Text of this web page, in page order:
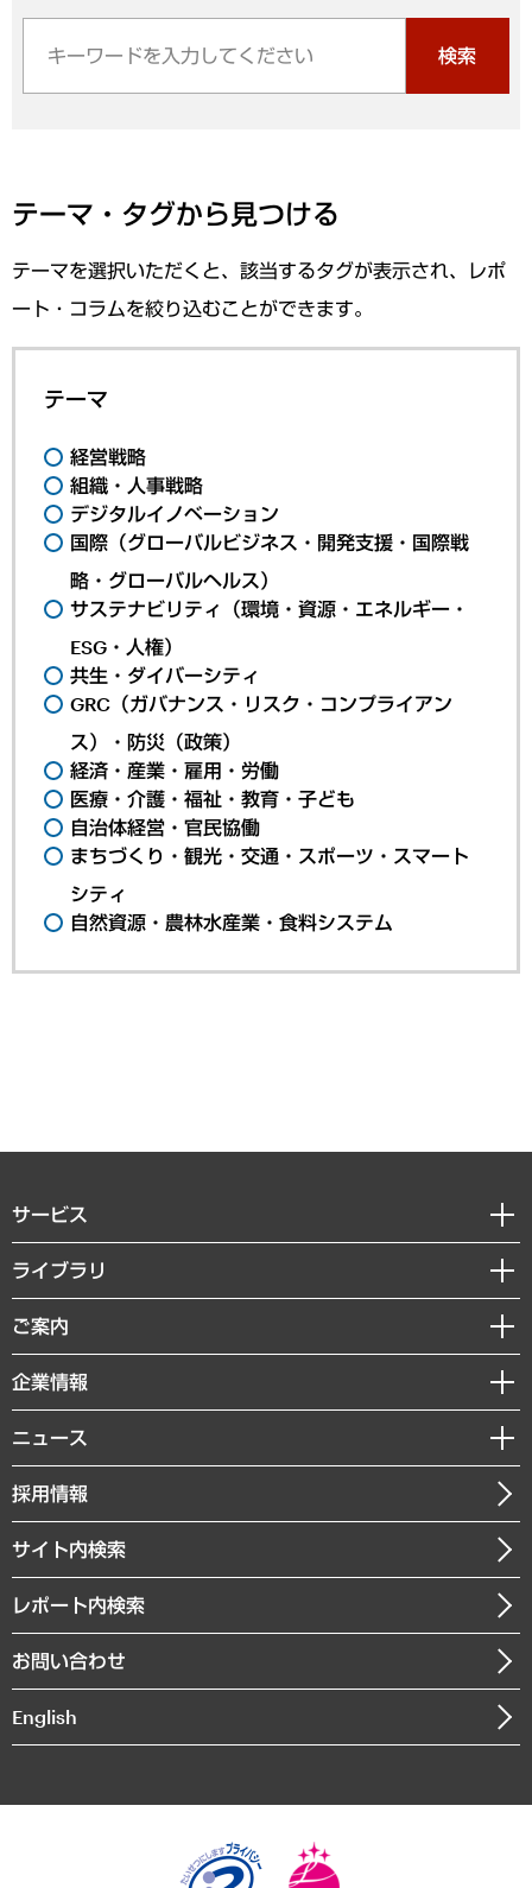
検索
テーマ・タグから見つける
テーマを選択いただくと、該当するタグが表示され、レポ
ート・コラムを絞り込むことができます。
テーマ
経営戦略
組織・人事戦略
デジタルイノベーション
国際（グローバルビジネス・開発支援・国際戦
略・グローバルヘルス）
サステナビリティ（環境・資源・エネルギー・
ESG・人権）
共生・ダイバーシティ
GRC（ガバナンス・リスク・コンプライアン
ス）・防災（政策）
経済・産業・雇用・労働
医療・介護・福祉・教育・子ども
自治体経営・官民協働
まちづくり・観光・交通・スポーツ・スマート
シティ
自然資源・農林水産業・食料システム
サービス
経営戦略
組織・人事戦略
デジタルイノベーション
共生・ダイバーシティ
GRC（ガバナンス・リスク・コンプライアンス）・防災（政策）
経済・産業・雇用・労働
まちづくり・観光・交通・スポーツ・スマートシティ
自然資源・農林水産業・食料システム
ライブラリ
経済調査
レポート
コラム
経営用語集
受託・受注実績（官公庁関連）
メディア掲載・出演
ご案内
セミナー・イベント情報
MUFGビジネスセミナー
受託案件情報
企業情報
私たちの想い
社長メッセージ
会社概要
沿革
組織図・本部部室紹介
インドネシア現地法人
個人情報保護方針
ニュース
ニュースリリース
お知らせ
採用情報
サイト内検索
レポート内検索
お問い合わせ
English